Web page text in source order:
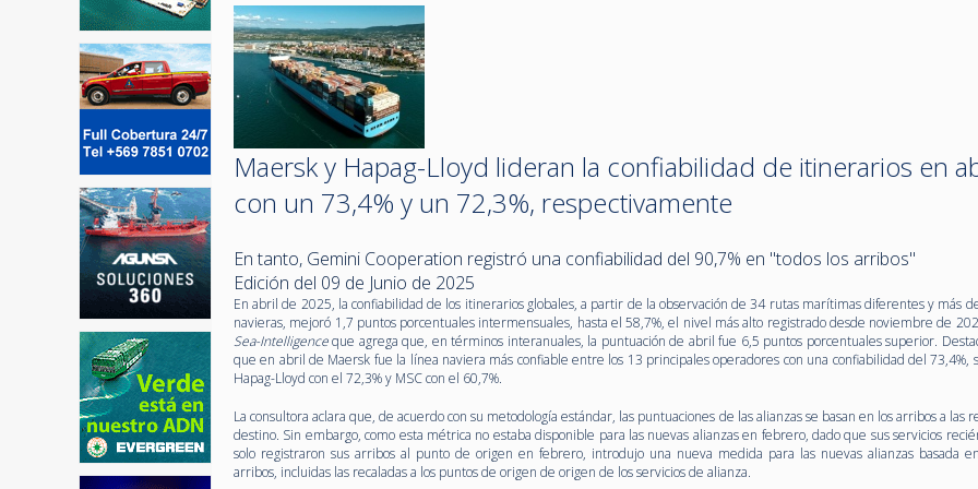
Maersk y Hapag-Lloyd lideran la confiabilidad de itinerarios en
con un 73,4% y un 72,3%, respectivamente
En tanto, Gemini Cooperation registró una confiabilidad del 90,7% en "todos los arribos"
Edición del 09 de Junio de 2025
En abril de 2025, la confiabilidad de los itinerarios globales, a partir de la observación de 34 rutas marítimas diferentes y más
navieras, mejoró 1,7 puntos porcentuales intermensuales, hasta el 58,7%, el nivel más alto registrado desde noviembre de
Sea-Intelligenceque agrega que, en términos interanuales, la puntuación de abril fue 6,5 puntos porcentuales superior.
que en abril de Maersk fue la línea naviera más confiable entre los 13 principales operadores con una confiabilidad del 73,4%,
Hapag-Lloyd con el 72,3% y MSC con el 60,7%.
La consultora aclara que, de acuerdo con su metodología estándar, las puntuaciones de las alianzas se basan en los arribos a las
destino. Sin embargo, como esta métrica no estaba disponible para las nuevas alianzas en febrero, dado que sus servicios
solo registraron sus arribos al punto de origen en febrero, introdujo una nueva medida para las nuevas alianzas basada
arribos, incluidas las recaladas a los puntos de origen de origen de los servicios de alianza.